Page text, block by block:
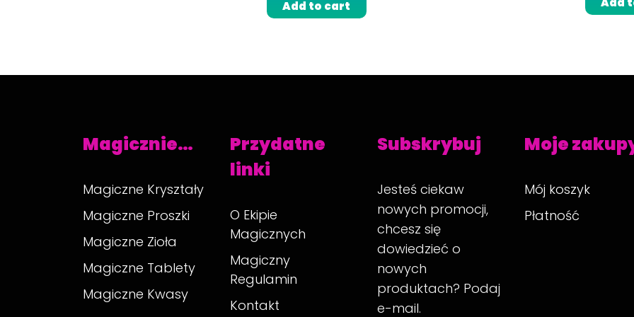
Add to cart
Magicznie…
Magiczne Kryształy
Magiczne Proszki
Magiczne Zioła
Magiczne Tablety
Magiczne Kwasy
Przydatne
linki
O Ekipie
Magicznych
Magiczny
Regulamin
Kontakt
Subskrybuj
Jesteś ciekaw
nowych promocji,
chcesz się
dowiedzieć o
nowych
produktach? Podaj
e-mail.
Moje
Mój koszyk
Płatność